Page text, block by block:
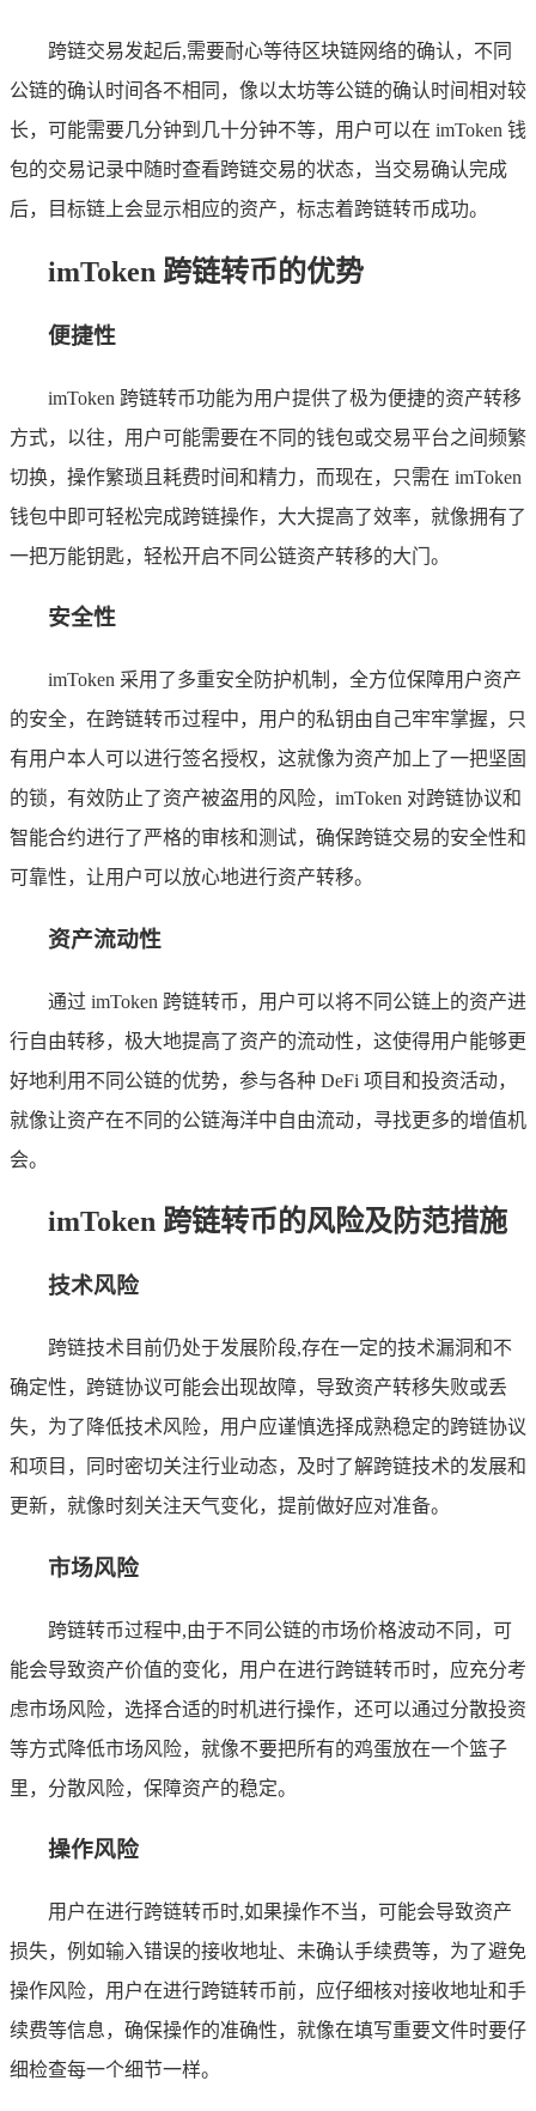
跨链交易发起后,需要耐心等待区块链网络的确认，不同
公链的确认时间各不相同，像以太坊等公链的确认时间相对较
长，可能需要几分钟到几十分钟不等，用户可以在 imToken 钱
包的交易记录中随时查看跨链交易的状态，当交易确认完成
后，目标链上会显示相应的资产，标志着跨链转币成功。
imToken 跨链转币的优势
便捷性
imToken 跨链转币功能为用户提供了极为便捷的资产转移
方式，以往，用户可能需要在不同的钱包或交易平台之间频繁
切换，操作繁琐且耗费时间和精力，而现在，只需在 imToken
钱包中即可轻松完成跨链操作，大大提高了效率，就像拥有了
一把万能钥匙，轻松开启不同公链资产转移的大门。
安全性
imToken 采用了多重安全防护机制，全方位保障用户资产
的安全，在跨链转币过程中，用户的私钥由自己牢牢掌握，只
有用户本人可以进行签名授权，这就像为资产加上了一把坚固
的锁，有效防止了资产被盗用的风险，imToken 对跨链协议和
智能合约进行了严格的审核和测试，确保跨链交易的安全性和
可靠性，让用户可以放心地进行资产转移。
资产流动性
通过 imToken 跨链转币，用户可以将不同公链上的资产进
行自由转移，极大地提高了资产的流动性，这使得用户能够更
好地利用不同公链的优势，参与各种 DeFi 项目和投资活动，
就像让资产在不同的公链海洋中自由流动，寻找更多的增值机
会。
imToken 跨链转币的风险及防范措施
技术风险
跨链技术目前仍处于发展阶段,存在一定的技术漏洞和不
确定性，跨链协议可能会出现故障，导致资产转移失败或丢
失，为了降低技术风险，用户应谨慎选择成熟稳定的跨链协议
和项目，同时密切关注行业动态，及时了解跨链技术的发展和
更新，就像时刻关注天气变化，提前做好应对准备。
市场风险
跨链转币过程中,由于不同公链的市场价格波动不同，可
能会导致资产价值的变化，用户在进行跨链转币时，应充分考
虑市场风险，选择合适的时机进行操作，还可以通过分散投资
等方式降低市场风险，就像不要把所有的鸡蛋放在一个篮子
里，分散风险，保障资产的稳定。
操作风险
用户在进行跨链转币时,如果操作不当，可能会导致资产
损失，例如输入错误的接收地址、未确认手续费等，为了避免
操作风险，用户在进行跨链转币前，应仔细核对接收地址和手
续费等信息，确保操作的准确性，就像在填写重要文件时要仔
细检查每一个细节一样。